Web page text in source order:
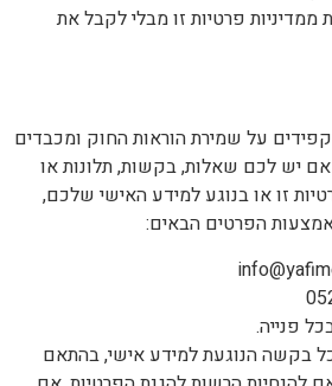
ממדיניות פרטיות זו מבלי לקבל את
על שמירת הוראות החוק ומכבדים
יש לכם שאלות, בקשות, תלונות או
זו או בנוגע למידע האישי שלכם,
הפרטים הבאים:
פנייה.
בקשה הנוגעת למידע אישי, בהתאם